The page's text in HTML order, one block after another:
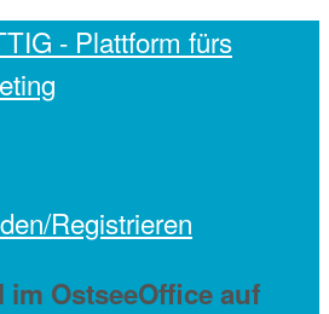
Registrieren
im OstseeOffice auf